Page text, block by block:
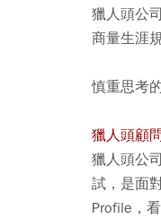
獵人頭公
商量生涯
慎重思考
獵人頭顧
獵人頭公
試，是面
Profile，